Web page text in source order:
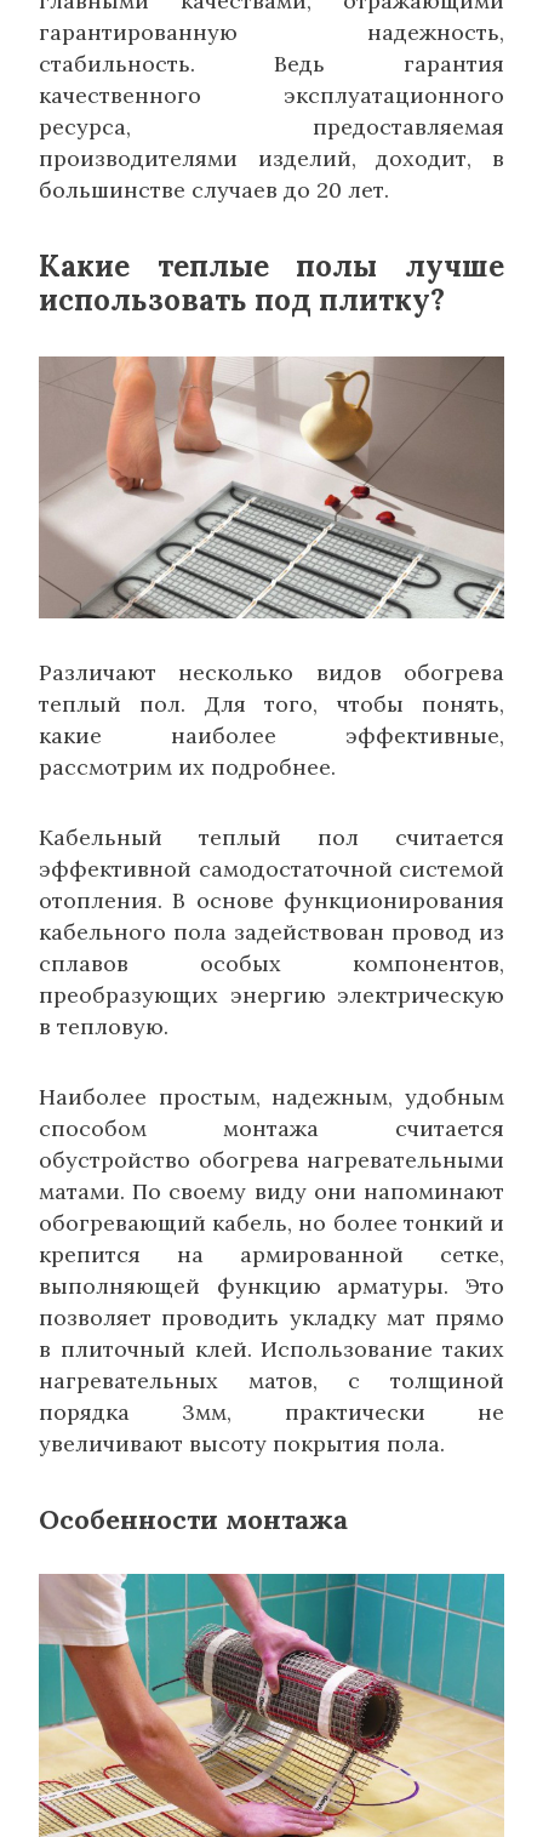
гарантированную надежность,
стабильность. Ведь гарантия
качественного эксплуатационного
ресурса, предоставляемая
производителями изделий, доходит, в
большинстве случаев до 20 лет.
Какие теплые полы лучше
использовать под плитку?
Различают несколько видов обогрева
теплый пол. Для того, чтобы понять,
какие наиболее эффективные,
рассмотрим их подробнее.
Кабельный теплый пол считается
эффективной самодостаточной системой
отопления. В основе функционирования
кабельного пола задействован провод из
сплавов особых компонентов,
преобразующих энергию электрическую
в тепловую.
Наиболее простым, надежным, удобным
способом монтажа считается
обустройство обогрева нагревательными
матами. По своему виду они напоминают
обогревающий кабель, но более тонкий и
крепится на армированной сетке,
выполняющей функцию арматуры. Это
позволяет проводить укладку мат прямо
в плиточный клей. Использование таких
нагревательных матов, с толщиной
порядка 3мм, практически не
увеличивают высоту покрытия пола.
Особенности монтажа